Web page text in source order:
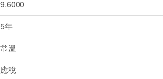
9.6000
5年
常溫
應稅